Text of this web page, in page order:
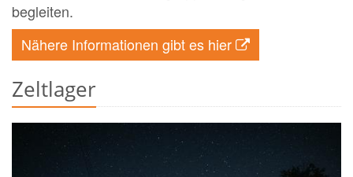
begleiten.
Nähere Informationen gibt es hier
Zeltlager